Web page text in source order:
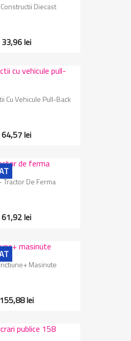
Diecast
33,96 lei
Cu Vehicule Pull-Back
64,57 lei
Tractor De Ferma
61,92 lei
Masinute
155,88 lei